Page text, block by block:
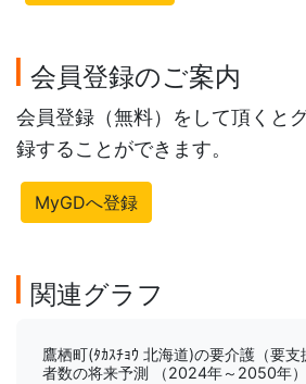
会員登録のご案内
会員登録（無料）をして頂くと
録することができます。
MyGDへ登録
関連グラフ
鷹栖町(ﾀｶｽﾁｮｳ 北海道)の要介護（要支
者数の将来予測 （2024年～2050年）